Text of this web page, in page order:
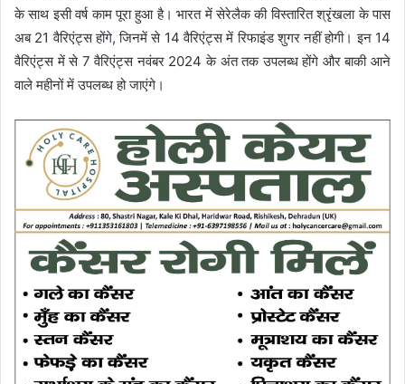
के साथ इसी वर्ष काम पूरा हुआ है। भारत में सेरेलैक की विस्‍तारित श्रृंखला के पास
अब 21 वैरिएंट्स होंगे, जिनमें से 14 वैरिएंट्स में रिफाइंड शुगर नहीं होगी। इन 14
वैरिएंट्स में से 7 वैरिएंट्स नवंबर 2024 के अंत तक उपलब्‍ध होंगे और बाकी आने
वाले महीनों में उपलब्‍ध हो जाएंगे।